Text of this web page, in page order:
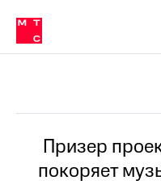
Медиа-центр
и акционерам
Устойчивое развитие
Комплаенс и деловая этика
компании
Карьера
История
компании
в МТС
Пресс-
релизы
Призер
покоряет